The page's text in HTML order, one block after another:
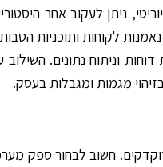
ניתן לעקוב אחר
לקוחות ותוכניות
וניתוח נתונים.
מגמות ומגבלות בעסק.
חשוב לבחור ספק